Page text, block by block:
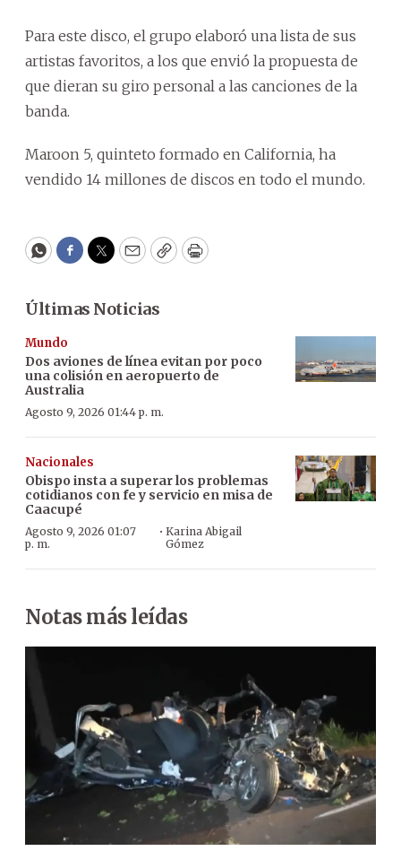
Para este disco, el grupo elaboró una lista de sus
artistas favoritos, a los que envió la propuesta de
que dieran su giro personal a las canciones de la
banda.
Maroon 5, quinteto formado en California, ha
vendido 14 millones de discos en todo el mundo.
WhatsApp
Facebook
Twitter
EmailCopyPrint
Últimas Noticias
Mundo
Dos aviones de línea evitan por poco
una colisión en aeropuerto de
Australia
Agosto 9, 2026 01:44 p. m.
Nacionales
Obispo insta a superar los problemas
cotidianos con fe y servicio en misa de
Caacupé
Agosto 9, 2026 01:07
p. m.
·Karina Abigail
Gómez
Notas más leídas